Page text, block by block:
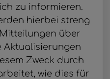
zu informieren.
hierbei streng
über
Aktualisierungen
Zweck durch
wie dies für